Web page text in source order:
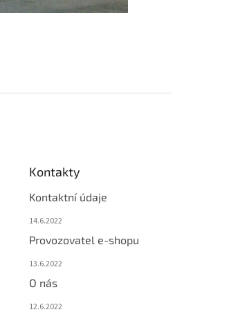
Kontakty
Kontaktní údaje
14.6.2022
Provozovatel e-shopu
13.6.2022
O nás
12.6.2022